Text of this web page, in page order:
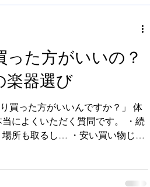
でした。 楽器そのものだけでな
室では、 できるだけ「本番に近
に体験できる環境を 用意したい
けを考えれば、6畳程度のレッス
率は良かったと思います。 それ
る空間を確保し、 ミニコンサー
しました。 広い空間では、音が
った方がいいの？
楽器選び
買った方がいいんですか？」 体
によくいただく質問です。 ・続
所も取るし… ・安い買い物じゃ